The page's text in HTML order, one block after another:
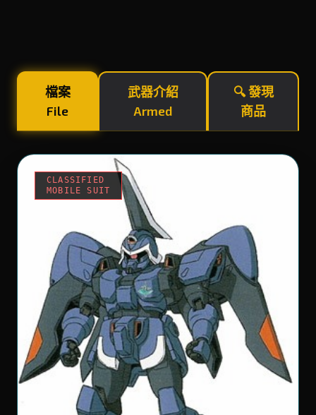
檔案
File
武器介紹
Armed
🔍 發現
商品
CLASSIFIED
MOBILE SUIT